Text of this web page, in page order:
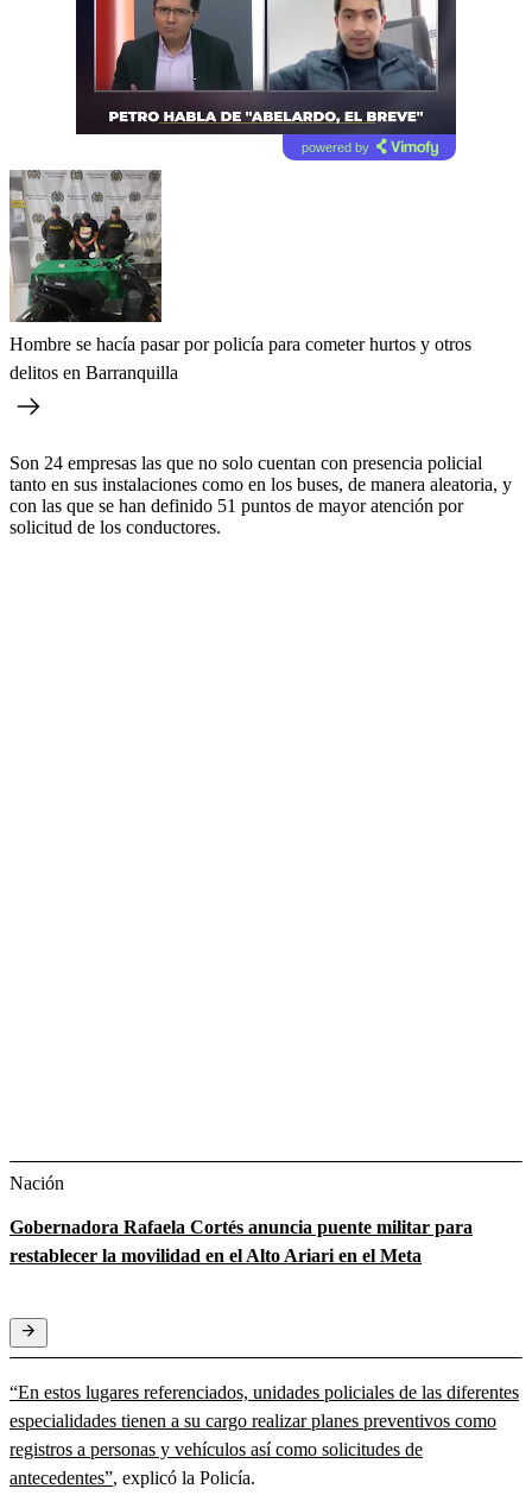
powered by
Hombre se hacía pasar por policía para cometer hurtos y otros
delitos en Barranquilla
Son 24 empresas las que no solo cuentan con presencia policial
tanto en sus instalaciones como en los buses, de manera aleatoria, y
con las que se han definido 51 puntos de mayor atención por
solicitud de los conductores.
Nación
Gobernadora Rafaela Cortés anuncia puente militar para
restablecer la movilidad en el Alto Ariari en el Meta
“En estos lugares referenciados, unidades policiales de las diferentes
especialidades tienen a su cargo realizar planes preventivos como
registros a personas y vehículos así como solicitudes de
antecedentes”, explicó la Policía.